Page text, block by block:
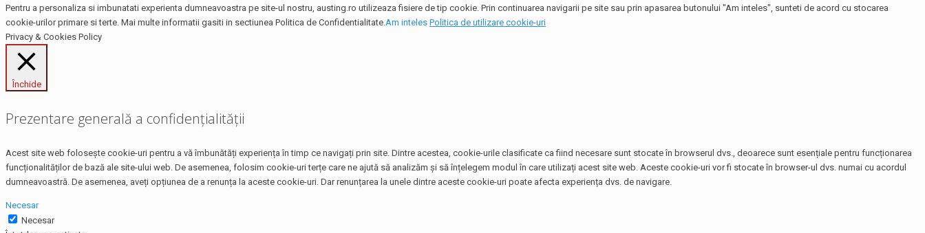
Pentru a personaliza si imbunatati experienta dumneavoastra pe site-ul nostru, austing.ro utilizeaza fisiere de tip cookie. Prin continuarea navigarii pe site sau prin apasarea butonului "Am inteles", sunteti de acord cu stocarea
cookie-urilor primare si terte. Mai multe informatii gasiti in sectiunea Politica de Confidentialitate.Am inteles Politica de utilizare cookie-uri
Privacy & Cookies Policy
Închide
Prezentare generală a confidențialității
Acest site web folosește cookie-uri pentru a vă îmbunătăți experiența în timp ce navigați prin site. Dintre acestea, cookie-urile clasificate ca fiind necesare sunt stocate în browserul dvs., deoarece sunt esențiale pentru funcționarea
funcționalităților de bază ale site-ului web. De asemenea, folosim cookie-uri terțe care ne ajută să analizăm și să înțelegem modul în care utilizați acest site web. Aceste cookie-uri vor fi stocate în browser-ul dvs. numai cu acordul
dumneavoastră. De asemenea, aveți opțiunea de a renunța la aceste cookie-uri. Dar renunțarea la unele dintre aceste cookie-uri poate afecta experiența dvs. de navigare.
Necesar
Necesar